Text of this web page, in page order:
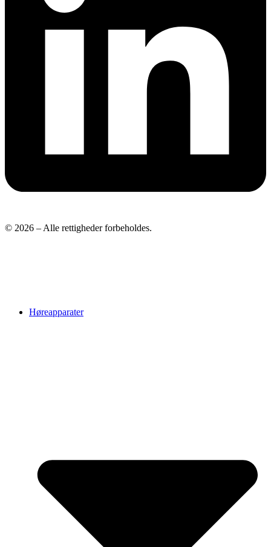
© 2026 – Alle rettigheder forbeholdes.
Høreapparater